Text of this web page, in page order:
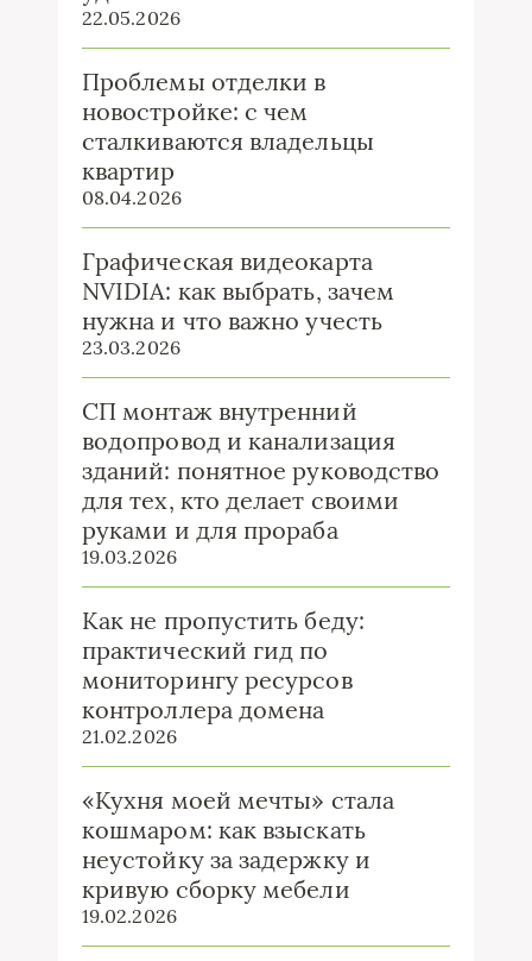
22.05.2026
Проблемы отделки в
новостройке: с чем
сталкиваются владельцы
квартир
08.04.2026
Графическая видеокарта
NVIDIA: как выбрать, зачем
нужна и что важно учесть
23.03.2026
СП монтаж внутренний
водопровод и канализация
зданий: понятное руководство
для тех, кто делает своими
руками и для прораба
19.03.2026
Как не пропустить беду:
практический гид по
мониторингу ресурсов
контроллера домена
21.02.2026
«Кухня моей мечты» стала
кошмаром: как взыскать
неустойку за задержку и
кривую сборку мебели
19.02.2026